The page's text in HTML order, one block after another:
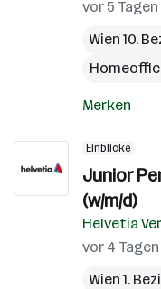
vor 5
Wien 10.
Merken
Einblicke
Junior
(w/m/d)
Helvetia
vor 4
Wien 1.